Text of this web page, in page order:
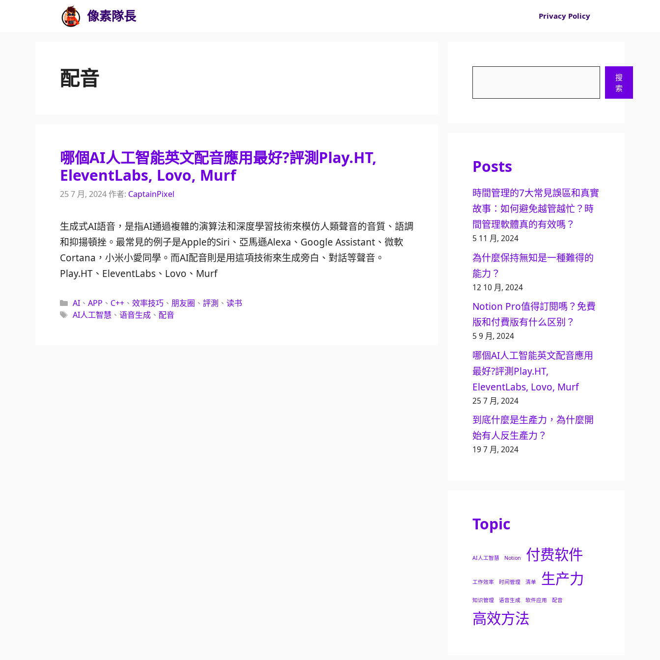
像素隊長 Privacy Policy
配音
哪個AI人工智能英文配音應用最好?評測Play.HT,
EleventLabs, Lovo, Murf
25 7 月, 2024作者: CaptainPixel
生成式AI語音，是指AI通過複雜的演算法和深度學習技術來模仿人類聲音的音質、語調
和抑揚頓挫。最常見的例子是Apple的Siri、亞馬遜Alexa、Google Assistant、微軟
Cortana，小米小愛同學。而AI配音則是用這項技術來生成旁白、對話等聲音。
Play.HT、EleventLabs、Lovo、Murf
分
類
AI、 APP 、 C++、 效率技巧、 朋友圈 、 評測 、 读书
標
AI人工智慧、 语音生成、 配音
搜
索
Posts
時間管理的7大常見誤區和真實
故事：如何避免越管越忙？時
間管理軟體真的有效嗎？
5 11 月, 2024
為什麼保持無知是一種難得的
能力？
12 10 月, 2024
Notion Pro值得訂閱嗎？免費
版和付費版有什么区别？
5 9 月, 2024
哪個AI人工智能英文配音應用
最好?評測Play.HT,
EleventLabs, Lovo, Murf
25 7 月, 2024
到底什麼是生產力，為什麼開
始有人反生產力？
19 7 月, 2024
Topic
AI人工智慧 Notion 付费软件
工作效率 时间管理 清单 生产力
知识管理 语音生成 软件应用 配音
高效方法